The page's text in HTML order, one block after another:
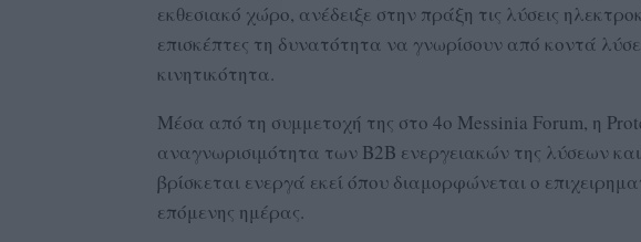
εκθεσιακό χώρο, ανέδειξε στην πράξη τις λύσεις
επισκέπτες τη δυνατότητα να γνωρίσουν από κοντά
κινητικότητα.
Μέσα από τη συμμετοχή της στο 4ο Messinia Forum, η
αναγνωρισιμότητα των B2B ενεργειακών της λύσεων
βρίσκεται ενεργά εκεί όπου διαμορφώνεται ο
επόμενης ημέρας.